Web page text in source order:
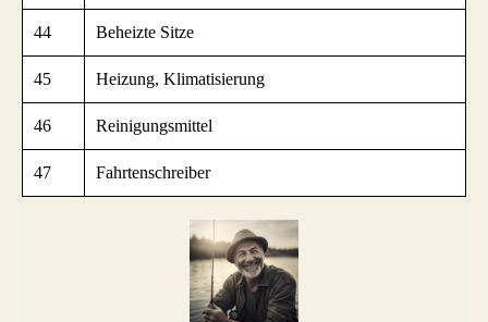
44 Beheizte Sitze
45 Heizung, Klimatisierung
46 Reinigungsmittel
47 Fahrtenschreiber